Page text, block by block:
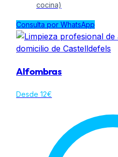
cocina)
Consulta por WhatsApp
Alfombras
Desde 12€